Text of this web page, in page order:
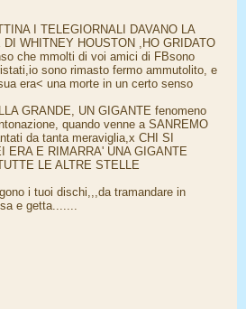
I TELEGIORNALI DAVANO LA
DI WHITNEY HOUSTON ,HO GRIDATO
che mmolti di voi amici di FBsono
sono rimasto fermo ammutolito, e
era< una morte in un certo senso
GRANDE, UN GIGANTE fenomeno
quando venne a SANREMO
da tanta meraviglia,x CHI SI
ERA E RIMARRA' UNA GIGANTE
LE ALTRE STELLE
i tuoi dischi,,,da tramandare in
e getta.......